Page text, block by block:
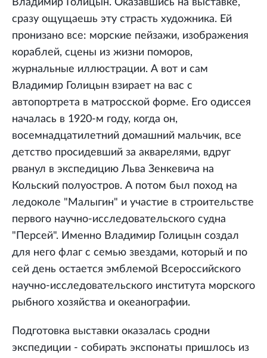
Владимир Голицын. Оказавшись на выставке,
сразу ощущаешь эту страсть художника. Ей
пронизано все: морские пейзажи, изображения
кораблей, сцены из жизни поморов,
журнальные иллюстрации. А вот и сам
Владимир Голицын взирает на вас с
автопортрета в матросской форме. Его одиссея
началась в 1920-м году, когда он,
восемнадцатилетний домашний мальчик, все
детство просидевший за акварелями, вдруг
рванул в экспедицию Льва Зенкевича на
Кольский полуостров. А потом был поход на
ледоколе "Малыгин" и участие в строительстве
первого научно-исследовательского судна
"Персей". Именно Владимир Голицын создал
для него флаг с семью звездами, который и по
сей день остается эмблемой Всероссийского
научно-исследовательского института морского
рыбного хозяйства и океанографии.
Подготовка выставки оказалась сродни
экспедиции - собирать экспонаты пришлось из